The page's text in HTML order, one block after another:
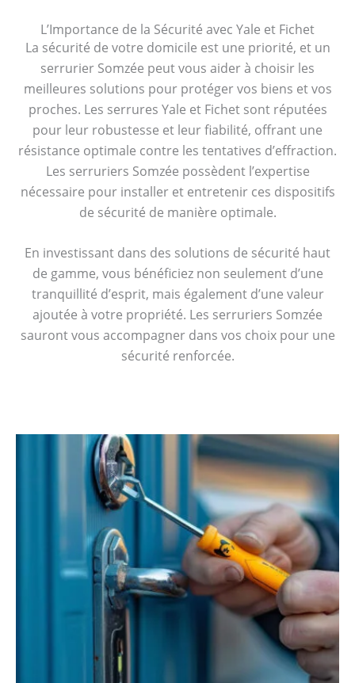
L’Importance de la Sécurité avec Yale et Fichet
La sécurité de votre domicile est une priorité, et un
serrurier Somzée peut vous aider à choisir les
meilleures solutions pour protéger vos biens et vos
proches. Les serrures Yale et Fichet sont réputées
pour leur robustesse et leur fiabilité, offrant une
résistance optimale contre les tentatives d’effraction.
Les serruriers Somzée possèdent l’expertise
nécessaire pour installer et entretenir ces dispositifs
de sécurité de manière optimale.
En investissant dans des solutions de sécurité haut
de gamme, vous bénéficiez non seulement d’une
tranquillité d’esprit, mais également d’une valeur
ajoutée à votre propriété. Les serruriers Somzée
sauront vous accompagner dans vos choix pour une
sécurité renforcée.